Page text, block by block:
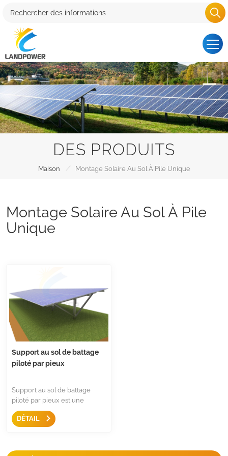
DES PRODUITS
Maison / Montage Solaire Au Sol À Pile Unique
Montage Solaire Au Sol À Pile
Unique
Support au sol de battage
piloté par pieux
Support au sol de battage
piloté par pieux est une
solution de montage solide et
rentable pour les projets
anticorrosion 5 fois supérieure
DÉTAIL